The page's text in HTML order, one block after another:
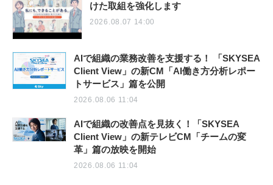
けた取組を強化します
2026.08.07 14:00
AIで組織の業務改善を支援する！ 「SKYSEA
Client View」の新CM「AI働き方分析レポー
トサービス」篇を公開
2026.08.06 11:04
AIで組織の改善点を見抜く！「SKYSEA
Client View」の新テレビCM「チームの変
革」篇の放映を開始
2026.08.06 11:04